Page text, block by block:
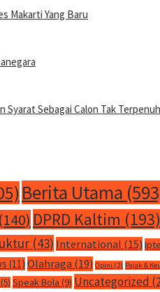
Makarti Yang Baru
Syarat Sebagai Calon Tak
Berita Utama
(140) DPRD Kaltim (193)
(43) International (15)
(11) Olahraga (19) Opini (2) Pajak &
(5) Speak Bola (9) Uncategorized